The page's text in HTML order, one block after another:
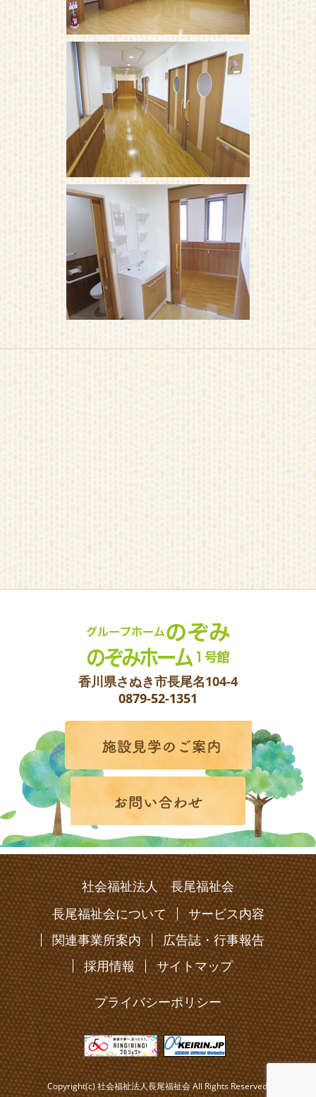
香川県さぬき市長尾名104-4
0879-52-1351
社会福祉法人 長尾福祉会
長尾福祉会について
サービス内容
関連事業所案内
広告誌・行事報告
採用情報
サイトマップ
プライバシーポリシー
Copyright(c) 社会福祉法人長尾福祉会 All Rights Reserved.